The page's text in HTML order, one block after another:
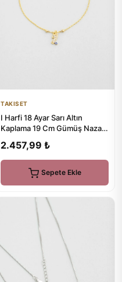
TAKISET
I Harfi 18 Ayar Sarı Altın
Kaplama 19 Cm Gümüş Nazar
2.457,99 ₺
Sepete Ekle